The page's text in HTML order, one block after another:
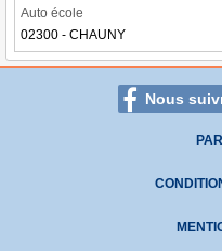
Auto école
02300 - CHAUNY
Nous